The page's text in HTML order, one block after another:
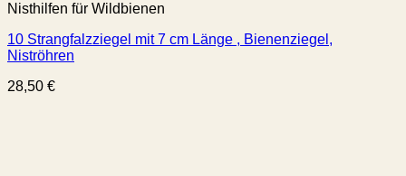
Nisthilfen für Wildbienen
10 Strangfalzziegel mit 7 cm Länge , Bienenziegel,
Niströhren
28,50 €